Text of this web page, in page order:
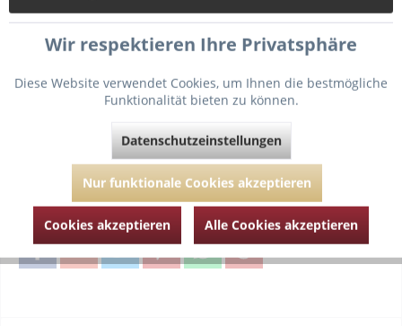
F D E
In denWarenkorb
Fragen zum Artikel?
Artikel-Nr.: PDT024-1992-Winter-Blossom-70-D
Wir respektieren Ihre Privatsphäre
Diese Website verwendet Cookies, um Ihnen die bestmögliche
Funktionalität bieten zu können.
Datenschutzeinstellungen
Nur funktionale Cookies akzeptieren
Cookies akzeptieren Alle Cookies akzeptieren